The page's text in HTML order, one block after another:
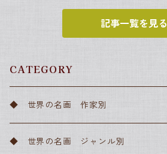
記事一覧を見る
CATEGORY
◆ 世界の名画 作家別
アルフォンス・ミュシャ
◆ 世界の名画 ジャンル別